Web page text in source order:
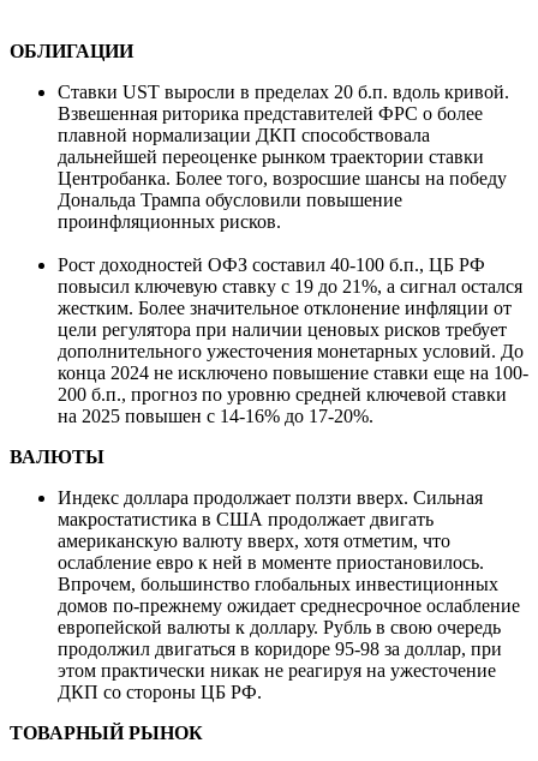
ОБЛИГАЦИИ
Ставки UST выросли в пределах 20 б.п. вдоль кривой.
Взвешенная риторика представителей ФРС о более
плавной нормализации ДКП способствовала
дальнейшей переоценке рынком траектории ставки
Центробанка. Более того, возросшие шансы на победу
Дональда Трампа обусловили повышение
проинфляционных рисков.
Рост доходностей ОФЗ составил 40-100 б.п., ЦБ РФ
повысил ключевую ставку с 19 до 21%, а сигнал остался
жестким. Более значительное отклонение инфляции от
цели регулятора при наличии ценовых рисков требует
дополнительного ужесточения монетарных условий. До
конца 2024 не исключено повышение ставки еще на 100-
200 б.п., прогноз по уровню средней ключевой ставки
на 2025 повышен с 14-16% до 17-20%.
ВАЛЮТЫ
Индекс доллара продолжает ползти вверх. Сильная
макростатистика в США продолжает двигать
американскую валюту вверх, хотя отметим, что
ослабление евро к ней в моменте приостановилось.
Впрочем, большинство глобальных инвестиционных
домов по-прежнему ожидает среднесрочное ослабление
европейской валюты к доллару. Рубль в свою очередь
продолжил двигаться в коридоре 95-98 за доллар, при
этом практически никак не реагируя на ужесточение
ДКП со стороны ЦБ РФ.
ТОВАРНЫЙ РЫНОК